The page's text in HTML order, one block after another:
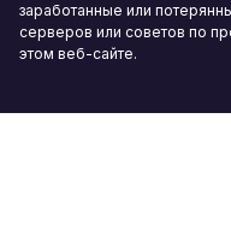
заработанные или
серверов или советов по
этом веб-сайте.